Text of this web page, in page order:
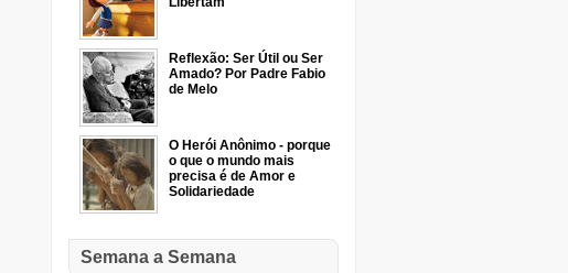
Reflexão: Ser Útil ou Ser
Amado? Por Padre Fabio
de Melo
O Herói Anônimo - porque
o que o mundo mais
precisa é de Amor e
Solidariedade
Semana a Semana